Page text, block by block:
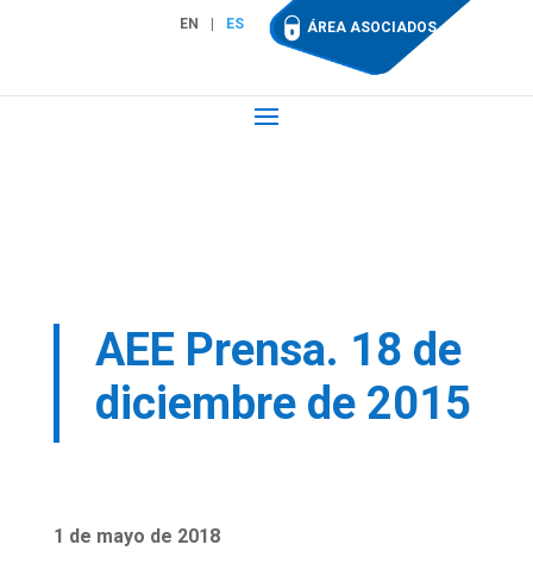
EN ES ÁREA ASOCIADOS
AEE Prensa. 18 de
diciembre de 2015
1 de mayo de 2018